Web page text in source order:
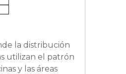
la distribución
utilizan el patrón
y las áreas